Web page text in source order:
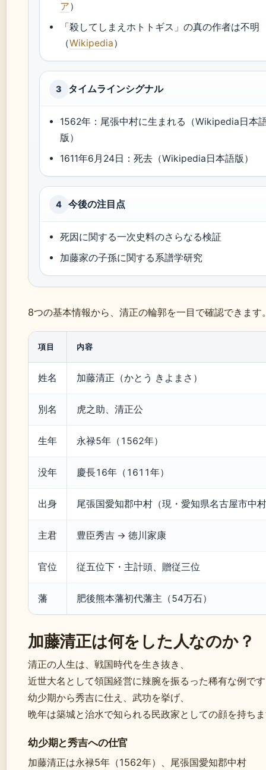
ア）
「殺してしまえホトトギス」の真の作者は不明
（Wikipedia）
3 タイムラインシグナル
1562年：尾張中村に生まれる（Wikipedia日本
版）
1611年6月24日：死去（Wikipedia日本語版）
4 今後の注目点
死因に関する一次史料のさらなる検証
加藤家の子孫に関する系譜学研究
8つの基本情報から、清正の輪郭を一目で確認できます
項目 内容
姓名 加藤清正（かとう きよまさ）
別名 虎之助、清正公
生年 永禄5年（1562年）
没年 慶長16年（1611年）
出身 尾張国愛知郡中村（現・愛知県名古屋市中
主君 豊臣秀吉 → 徳川家康
官位 従五位下・主計頭、贈従三位
藩 肥後熊本藩初代藩主（54万石）
加藤清正は何をした人なのか？
清正の人生は、戦国時代を生き抜き、
近世大名として領国経営に辣腕を振るった稀有な例で
幼少期から秀吉に仕え、武功を挙げ、
晩年は築城と治水で知られる民政家としての顔を持ち
幼少期と秀吉への仕官
加藤清正は永禄5年（1562年）、尾張国愛知郡中村